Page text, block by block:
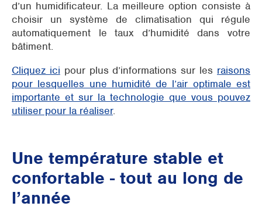
d’un humidificateur. La meilleure option consiste à
choisir un système de climatisation qui régule
automatiquement le taux d’humidité dans votre
bâtiment.
Cliquez ici pour plus d’informations sur les raisons
pour lesquelles une humidité de l’air optimale est
importante et sur la technologie que vous pouvez
utiliser pour la réaliser.
Une température stable et
confortable - tout au long de
l’année